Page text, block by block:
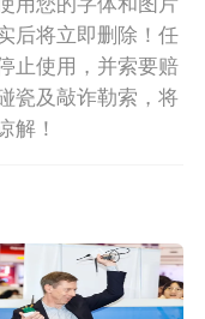
后将立即删除！任
止使用，并索要赔
瓷及敲诈勒索，将
解！